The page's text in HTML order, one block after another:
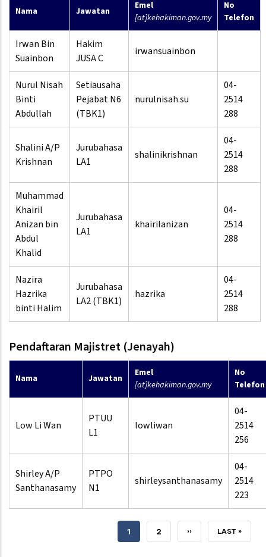
Nama Jawatan
Emel
[at]kehakiman.gov.my
No
Telefon
Irwan Bin
Suainbon
Hakim
JUSA C
irwansuainbon
Nurul Nisah
Binti
Abdullah
Setiausaha
Pejabat N6
(TBK1)
nurulnisah.su
04-
2514
288
Shalini A/P
Krishnan
Jurubahasa
LA1
shalinikrishnan
04-
2514
288
Muhammad
Khairil
Anizan bin
Abdul
Khalid
Jurubahasa
LA1
khairilanizan
04-
2514
288
Nazira
Hazrika
binti Halim
Jurubahasa
LA2 (TBK1)
hazrika
04-
2514
288
Pendaftaran Majistret (Jenayah)
Nama Jawatan
Emel
[at]kehakiman.gov.my
No
Telefon
Low Li Wan
PTUU
L1
lowliwan
04-
2514
256
Shirley A/P
Santhanasamy
PTPO
N1
shirleysanthanasamy
04-
2514
223
SEMASA
1 HALAMAN
2 SETERUSNYA
›› TERAKHIR
LAST »